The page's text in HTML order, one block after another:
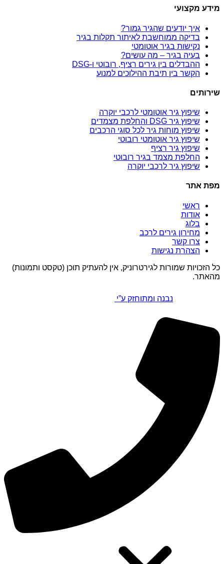
מידע מקצועי
איך יודעים שהגיר גמור?
בדיקה ממוחשבת לאיתור תקלות בגיר
נקישות בגיר אוטומטי
בעיה בגיר – מה עושים?
ההבדלים בין גירים רציף, רובוטי ו-DSG
הקשר בין תיבת ההילוכים למנוע
שירותים
שיפוץ גיר אוטומטי לרכבי יוקרה
שיפוץ גיר DSG והחלפת מצמדים
שיפוץ מוחות גיר לכל סוגי הרכבים
שיפוץ גיר אוטומטי רובוטי
שיפוץ גיר רציף
החלפת מצמד בגיר רובוטי
שיפוץ גיר לרכבי יוקרה
מפת אתר
ראשי
אודות
בלוג
מחירון גירים לרכב
צרו קשר
הצהרת נגישות
כל הזכויות שמורות לגירטרוניק, אין להעתיק תוכן (טקסט ותמונות)
מהאתר.
נבנה ומתוחזק ע”י